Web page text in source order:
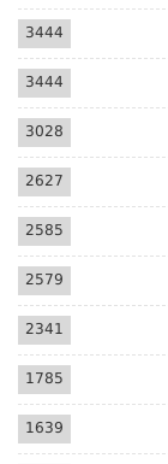
3444
3444
3028
2627
2585
2579
2341
1785
1639